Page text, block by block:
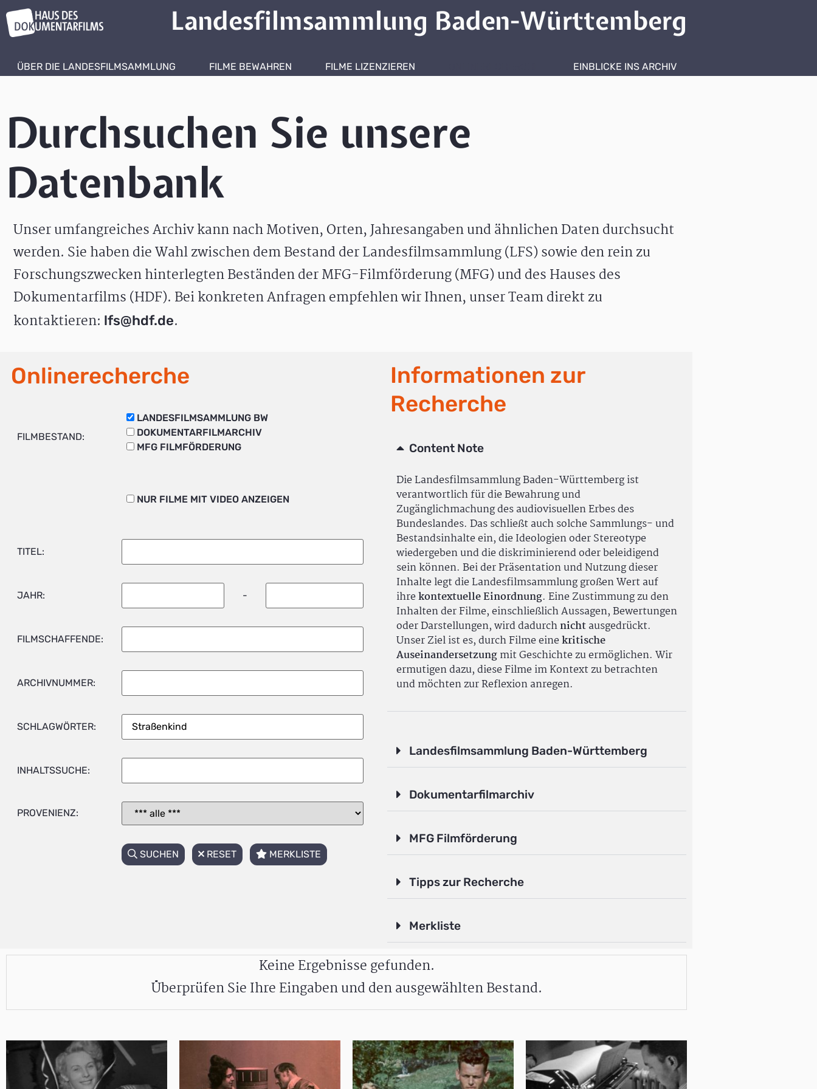
Landesfilmsammlung Baden-Württemberg
ÜBER DIE LANDESFILMSAMMLUNG FILME BEWAHREN FILME LIZENZIEREN EINBLICKE INS ARCHIV
Durchsuchen Sie unsere
Datenbank
Unser umfangreiches Archiv kann nach Motiven, Orten, Jahresangaben und ähnlichen Daten durchsucht
werden. Sie haben die Wahl zwischen dem Bestand der Landesfilmsammlung (LFS) sowie den rein zu
Forschungszwecken hinterlegten Beständen der MFG-Filmförderung (MFG) und des Hauses des
Dokumentarfilms (HDF). Bei konkreten Anfragen empfehlen wir Ihnen, unser Team direkt zu
kontaktieren: lfs@hdf.de.
Onlinerecherche
FILMBESTAND:
LANDESFILMSAMMLUNG BW
DOKUMENTARFILMARCHIV
MFG FILMFÖRDERUNG
NUR FILME MIT VIDEO ANZEIGEN
TITEL:
JAHR: -
FILMSCHAFFENDE:
ARCHIVNUMMER:
SCHLAGWÖRTER:
INHALTSSUCHE:
PROVENIENZ:
SUCHEN RESET MERKLISTE
Informationen zur
Recherche
Content Note
Die Landesfilmsammlung Baden-Württemberg ist
verantwortlich für die Bewahrung und
Zugänglichmachung des audiovisuellen Erbes des
Bundeslandes. Das schließt auch solche Sammlungs- und
Bestandsinhalte ein, die Ideologien oder Stereotype
wiedergeben und die diskriminierend oder beleidigend
sein können. Bei der Präsentation und Nutzung dieser
Inhalte legt die Landesfilmsammlung großen Wert auf
ihrekontextuelle Einordnung. Eine Zustimmung zu den
Inhalten der Filme, einschließlich Aussagen, Bewertungen
oder Darstellungen, wird dadurchnichtausgedrückt.
Unser Ziel ist es, durch Filme einekritische
Auseinandersetzungmit Geschichte zu ermöglichen. Wir
ermutigen dazu, diese Filme im Kontext zu betrachten
und möchten zur Reflexion anregen.
Landesfilmsammlung Baden-Württemberg
Dokumentarfilmarchiv
MFG Filmförderung
Tipps zur Recherche
Merkliste
Keine Ergebnisse gefunden.
Überprüfen Sie Ihre Eingaben und den ausgewählten Bestand.